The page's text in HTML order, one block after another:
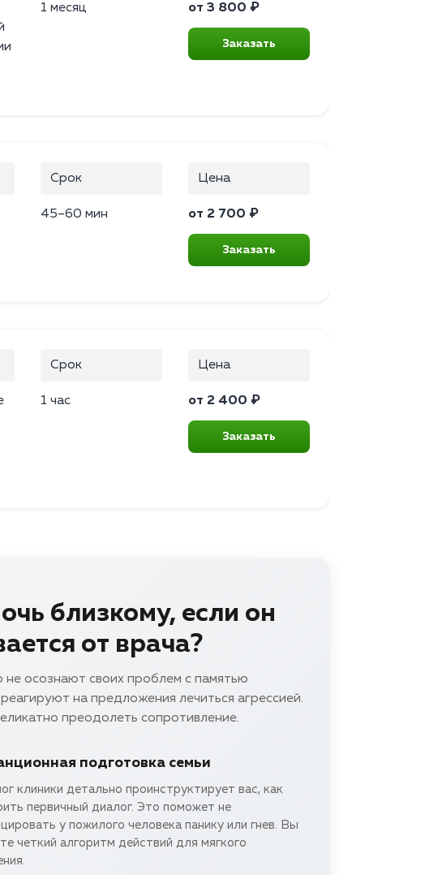
1 месяц от 3 800 ₽
Заказать
Срок
45–60 мин
Цена
от 2 700 ₽
Заказать
Срок
1 час
Цена
от 2 400 ₽
Заказать
близкому, если он
от врача?
не осознают своих проблем с памятью
на предложения лечиться агрессией.
преодолеть сопротивление.
подготовка семьи
клиники детально проинструктирует вас, как
первичный диалог. Это поможет не
у пожилого человека панику или гнев. Вы
четкий алгоритм действий для мягкого